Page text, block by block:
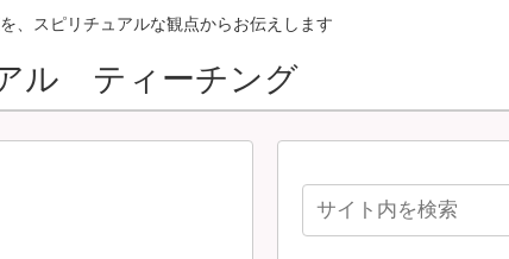
、スピリチュアルな観点からお伝えします
ル ティーチング